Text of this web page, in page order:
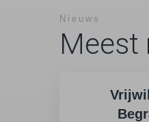
Nieuws
Meest